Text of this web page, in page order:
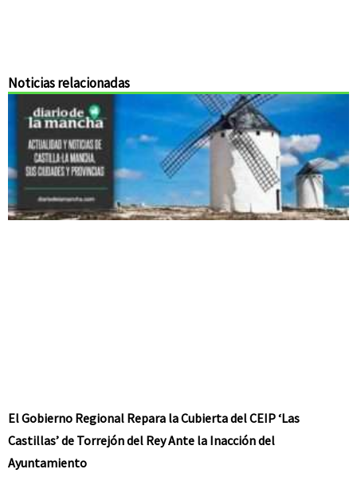
Noticias relacionadas
El Gobierno Regional Repara la Cubierta del CEIP ‘Las
Castillas’ de Torrejón del Rey Ante la Inacción del
Ayuntamiento